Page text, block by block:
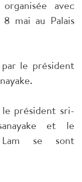
avec
mai au Palais
le président
président sri-
et le
se sont